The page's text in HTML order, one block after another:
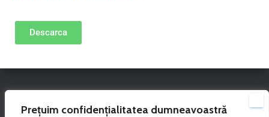
Prețuim confidențialitatea dumneavoastră
Descarca